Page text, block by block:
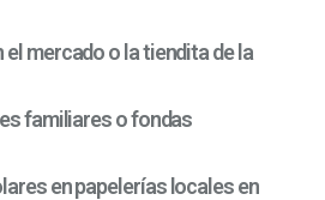
el mercado o la tiendita de la
familiares o fondas
en papelerías locales en